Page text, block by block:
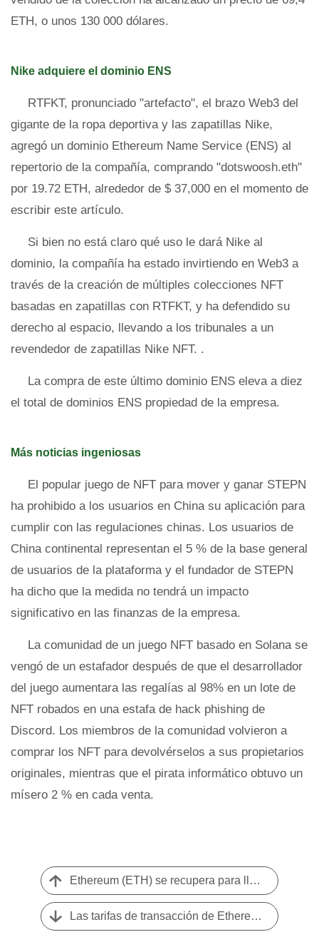
ETH, o unos 130 000 dólares.
Nike adquiere el dominio ENS
RTFKT, pronunciado "artefacto", el brazo Web3 del
gigante de la ropa deportiva y las zapatillas Nike,
agregó un dominio Ethereum Name Service (ENS) al
repertorio de la compañía, comprando "dotswoosh.eth"
por 19.72 ETH, alrededor de $ 37,000 en el momento de
escribir este artículo.
Si bien no está claro qué uso le dará Nike al
dominio, la compañía ha estado invirtiendo en Web3 a
través de la creación de múltiples colecciones NFT
basadas en zapatillas con RTFKT, y ha defendido su
derecho al espacio, llevando a los tribunales a un
revendedor de zapatillas Nike NFT. .
La compra de este último dominio ENS eleva a diez
el total de dominios ENS propiedad de la empresa.
Más noticias ingeniosas
El popular juego de NFT para mover y ganar STEPN
ha prohibido a los usuarios en China su aplicación para
cumplir con las regulaciones chinas. Los usuarios de
China continental representan el 5 % de la base general
de usuarios de la plataforma y el fundador de STEPN
ha dicho que la medida no tendrá un impacto
significativo en las finanzas de la empresa.
La comunidad de un juego NFT basado en Solana se
vengó de un estafador después de que el desarrollador
del juego aumentara las regalías al 98% en un lote de
NFT robados en una estafa de hack phishing de
Discord. Los miembros de la comunidad volvieron a
comprar los NFT para devolvérselos a sus propietarios
originales, mientras que el pirata informático obtuvo un
mísero 2 % en cada venta.
Ethereum (ETH) se recupera para llegar a $ 1900:¿puede continuar?
Las tarifas de transacción de Ethereum alcanzan un mínimo de 10 meses a medida que los costos de gasolina por transferencia se hunden por debajo de $ 3